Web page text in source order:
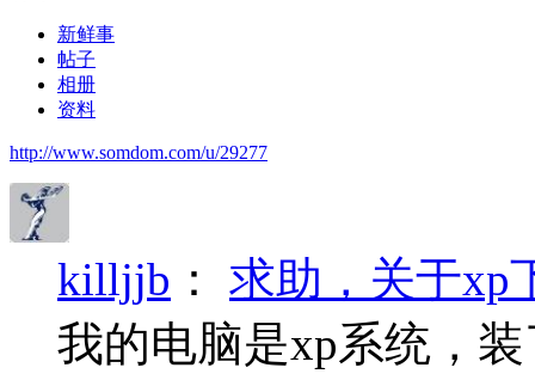
新鲜事
帖子
相册
资料
http://www.somdom.com/u/29277
killjjb ： 求助，关于xp
我的电脑是xp系统，